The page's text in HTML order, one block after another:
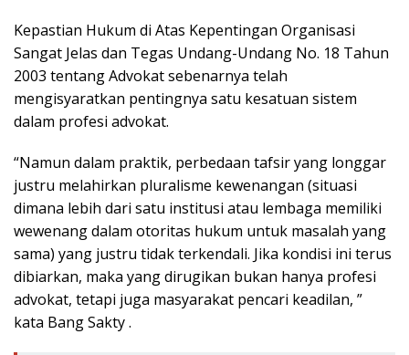
Kepastian Hukum di Atas Kepentingan Organisasi
Sangat Jelas dan Tegas Undang-Undang No. 18 Tahun
2003 tentang Advokat sebenarnya telah
mengisyaratkan pentingnya satu kesatuan sistem
dalam profesi advokat.
“Namun dalam praktik, perbedaan tafsir yang longgar
justru melahirkan pluralisme kewenangan (situasi
dimana lebih dari satu institusi atau lembaga memiliki
wewenang dalam otoritas hukum untuk masalah yang
sama) yang justru tidak terkendali. Jika kondisi ini terus
dibiarkan, maka yang dirugikan bukan hanya profesi
advokat, tetapi juga masyarakat pencari keadilan, ”
kata Bang Sakty .